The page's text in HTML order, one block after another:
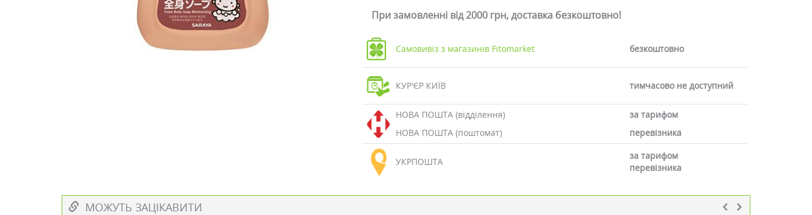
При замовленні від 2000 грн, доставка безкоштовно!
Самовивіз з магазинів Fitomarket безкоштовно
КУР'ЄР КИЇВ тимчасово не доступний
НОВА ПОШТА (відділення)
за тарифом
НОВА ПОШТА (поштомат)
перевізника
УКРПОШТА
за тарифом
перевізника
МОЖУТЬ ЗАЦІКАВИТИ